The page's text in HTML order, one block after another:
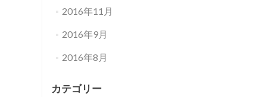
2016年11月
2016年9月
2016年8月
カテゴリー